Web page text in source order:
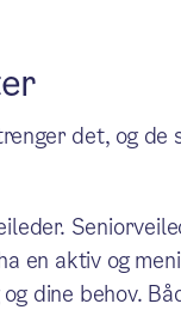
det, og de
en aktiv og
dine behov.